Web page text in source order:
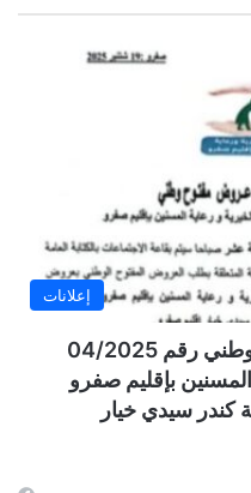
إعلانات
إعلان عن طلب عروض مفتوح وطني رقم 04/2025
بإقليم صفرو
كندر سيدي خيار